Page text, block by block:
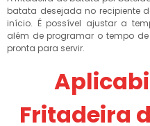
batata desejada no recipiente
início. É possível ajustar a
além de programar o tempo
pronta para servir.
Fritadeira